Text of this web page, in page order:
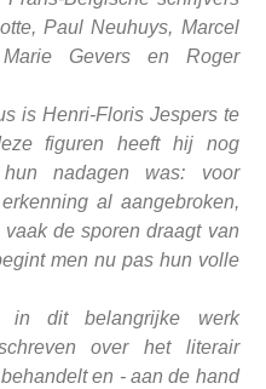
Paul Neuhuys, Marcel
Gevers en Roger
is Henri-Floris Jespers te
figuren heeft hij nog
nadagen was: voor
al aangebroken,
de sporen draagt van
men nu pas hun volle
in dit belangrijke werk
over het literair
en - aan de hand